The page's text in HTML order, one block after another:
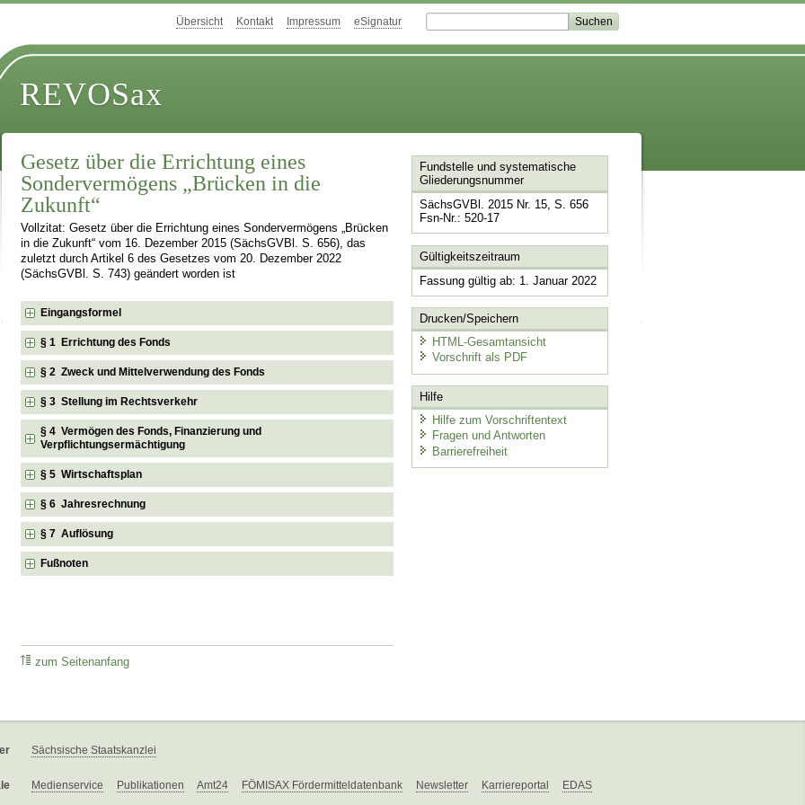
Übersicht Kontakt Impressum eSignatur
REVOSax
Gesetz über die Errichtung eines
Sondervermögens „Brücken in die
Zukunft“
Vollzitat: Gesetz über die Errichtung eines Sondervermögens „Brücken
in die Zukunft“ vom 16. Dezember 2015 (SächsGVBl. S. 656), das
zuletzt durch Artikel 6 des Gesetzes vom 20. Dezember 2022
(SächsGVBl. S. 743) geändert worden ist
Eingangsformel
§ 1 Errichtung des Fonds
§ 2 Zweck und Mittelverwendung des Fonds
§ 3 Stellung im Rechtsverkehr
§ 4 Vermögen des Fonds, Finanzierung und
Verpflichtungsermächtigung
§ 5 Wirtschaftsplan
§ 6 Jahresrechnung
§ 7 Auflösung
Fußnoten
zum Seitenanfang
Fundstelle und systematische
Gliederungsnummer
SächsGVBl. 2015 Nr. 15, S. 656
Fsn-Nr.: 520-17
Gültigkeitszeitraum
Fassung gültig ab: 1. Januar 2022
Drucken/Speichern
HTML-Gesamtansicht
Vorschrift als PDF
Hilfe
Hilfe zum Vorschriftentext
Fragen und Antworten
Barrierefreiheit
Sächsische Staatskanzlei
Medienservice Publikationen Amt24 FÖMISAX Fördermitteldatenbank Newsletter Karriereportal EDAS